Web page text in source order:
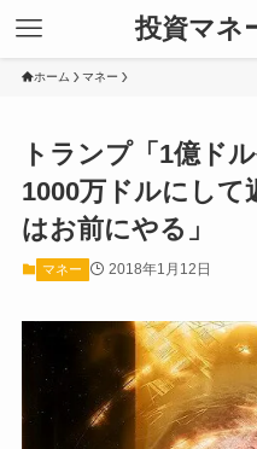
投資マネ
ホーム マネー
トランプ「1億ド
1000万ドルにして
はお前にやる」
マネー 2018年1月12日